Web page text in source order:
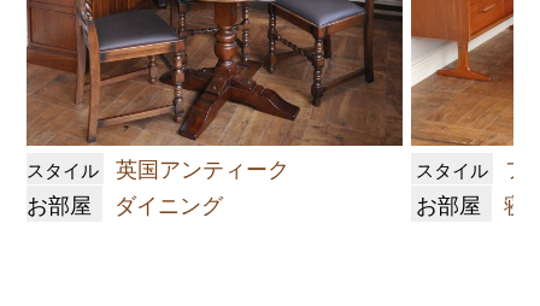
スタイル
英国アンティーク
お部屋
ダイニング
スタイル
フ
お部屋
寝